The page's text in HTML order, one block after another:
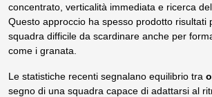
concentrato, verticalità immediata e ricerca
Questo approccio ha spesso prodotto risultati
squadra difficile da scardinare anche per
come i granata.
Le statistiche recenti segnalano equilibrio tra
segno di una squadra capace di adattarsi al